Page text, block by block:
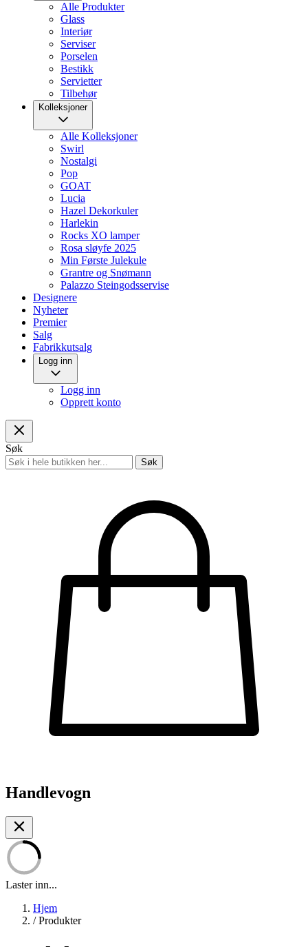
Alle Produkter
Glass
Interiør
Serviser
Porselen
Bestikk
Servietter
Tilbehør
Kolleksjoner
Alle Kolleksjoner
Swirl
Nostalgi
Pop
GOAT
Lucia
Hazel Dekorkuler
Harlekin
Rocks XO lamper
Rosa sløyfe 2025
Min Første Julekule
Grantre og Snømann
Palazzo Steingodsservise
Designere
Nyheter
Premier
Salg
Fabrikkutsalg
Logg inn
Logg inn
Opprett konto
Søk
Søk
Handlevogn
Laster inn...
Hjem
/ Produkter